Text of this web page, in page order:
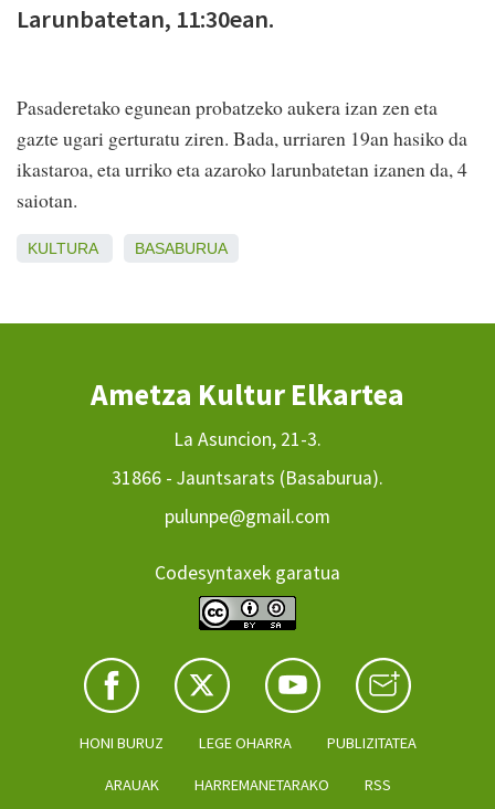
Larunbatetan, 11:30ean.
Pasaderetako egunean probatzeko aukera izan zen eta
gazte ugari gerturatu ziren. Bada, urriaren 19an hasiko da
ikastaroa, eta urriko eta azaroko larunbatetan izanen da, 4
saiotan.
KULTURA BASABURUA
Ametza Kultur Elkartea
La Asuncion, 21-3.
31866 - Jauntsarats (Basaburua).
pulunpe@gmail.com
Codesyntaxek garatua
HONI BURUZ LEGE OHARRA PUBLIZITATEA
ARAUAK HARREMANETARAKO RSS